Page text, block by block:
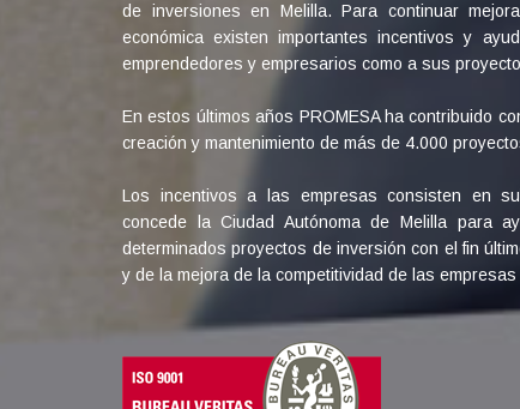
de inversiones en Melilla. Para continuar
económica existen importantes incentivos y
emprendedores y empresarios como a sus
En estos últimos años PROMESA ha contribuido
creación y mantenimiento de más de 4.000
Los incentivos a las empresas consisten en
concede la Ciudad Autónoma de Melilla para
determinados proyectos de inversión con el fin
y de la mejora de la competitividad de las